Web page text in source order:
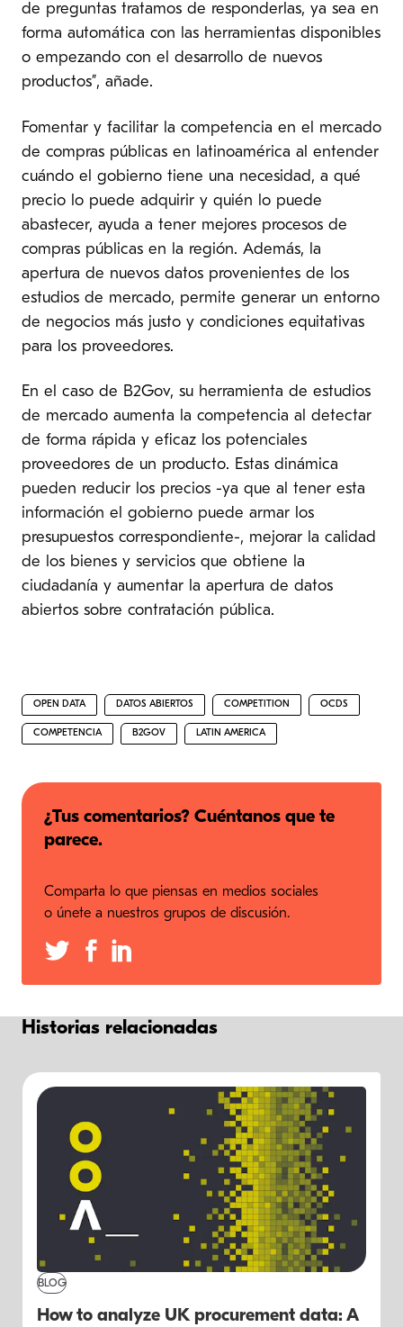
de preguntas tratamos de responderlas, ya sea en
forma automática con las herramientas disponibles
o empezando con el desarrollo de nuevos
productos”, añade.
Fomentar y facilitar la competencia en el mercado
de compras públicas en latinoamérica al entender
cuándo el gobierno tiene una necesidad, a qué
precio lo puede adquirir y quién lo puede
abastecer, ayuda a tener mejores procesos de
compras públicas en la región. Además, la
apertura de nuevos datos provenientes de los
estudios de mercado, permite generar un entorno
de negocios más justo y condiciones equitativas
para los proveedores.
En el caso de B2Gov, su herramienta de estudios
de mercado aumenta la competencia al detectar
de forma rápida y eficaz los potenciales
proveedores de un producto. Estas dinámica
pueden reducir los precios -ya que al tener esta
información el gobierno puede armar los
presupuestos correspondiente-, mejorar la calidad
de los bienes y servicios que obtiene la
ciudadanía y aumentar la apertura de datos
abiertos sobre contratación pública.
OPEN DATA DATOS ABIERTOS COMPETITION OCDS
COMPETENCIA B2GOV LATIN AMERICA
¿Tus comentarios? Cuéntanos que te
parece.
Comparta lo que piensas en medios sociales
o únete a nuestros grupos de discusión.
Historias relacionadas
BLOG
How to analyze UK procurement data: A